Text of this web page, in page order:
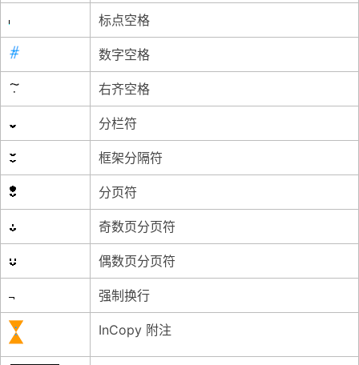
标点空格
数字空格
右齐空格
分栏符
框架分隔符
分页符
奇数页分页符
偶数页分页符
强制换行
InCopy 附注